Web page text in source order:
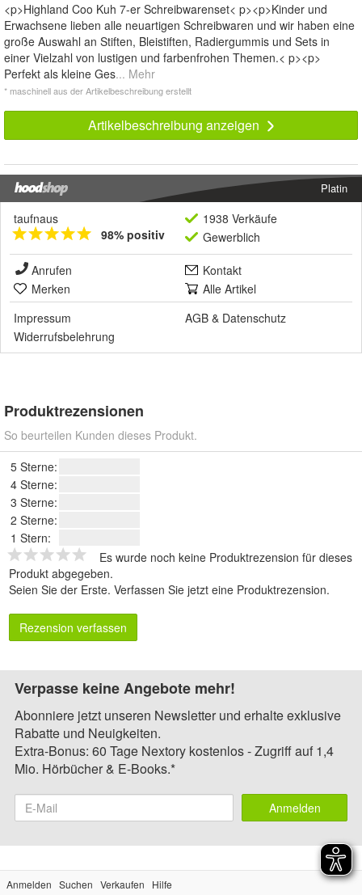
<p>Highland Coo Kuh 7-er Schreibwarenset< p><p>Kinder und
Erwachsene lieben alle neuartigen Schreibwaren und wir haben eine
große Auswahl an Stiften, Bleistiften, Radiergummis und Sets in
einer Vielzahl von lustigen und farbenfrohen Themen.< p><p>
Perfekt als kleine Ges... Mehr
* maschinell aus der Artikelbeschreibung erstellt
Artikelbeschreibung anzeigen
Platin
taufnaus
98% positiv
1938 Verkäufe
Gewerblich
Anrufen
Kontakt
Merken
Alle Artikel
Impressum
AGB & Datenschutz
Widerrufsbelehrung
Produktrezensionen
So beurteilen Kunden dieses Produkt.
5 Sterne:
4 Sterne:
3 Sterne:
2 Sterne:
1 Stern:
Es wurde noch keine Produktrezension für dieses
Produkt abgegeben.
Seien Sie der Erste. Verfassen Sie jetzt eine Produktrezension.
Rezension verfassen
Verpasse keine Angebote mehr!
Abonniere jetzt unseren Newsletter und erhalte exklusive
Rabatte und Neuigkeiten.
Extra-Bonus: 60 Tage Nextory kostenlos - Zugriff auf 1,4
Mio. Hörbücher & E-Books.*
Anmelden
Anmelden Suchen Verkaufen
Hilfe